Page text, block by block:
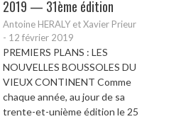
2019 — 31ème édition
Antoine HERALY et Xavier Prieur
- 12 février 2019
PREMIERS PLANS : LES
NOUVELLES BOUSSOLES DU
VIEUX CONTINENT Comme
chaque année, au jour de sa
trente-et-unième édition le 25